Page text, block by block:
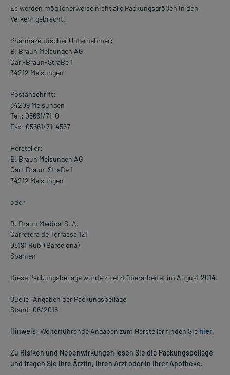
Es werden möglicherweise nicht alle Packungsgrößen in den
Verkehr gebracht.
Pharmazeutischer Unternehmer:
B. Braun Melsungen AG
Carl-Braun-StraBe 1
34212 Melsungen
Postanschrift:
34209 Melsungen
Tel.: 05661/71-0
Fax: 05661/71-4567
Hersteller:
B. Braun Melsungen AG
Carl-Braun-StraBe 1
34212 Melsungen
oder
B. Braun Medical S. A.
Carretera de Terrassa 121
08191 Rubí (Barcelona)
Spanien
Diese Packungsbeilage wurde zuletzt überarbeitet im August 2014.
Quelle: Angaben der Packungsbeilage
Stand: 06/2016
Hinweis: Weiterführende Angaben zum Hersteller finden Sie hier.
Zu Risiken und Nebenwirkungen lesen Sie die Packungsbeilage
und fragen Sie Ihre Ärztin, Ihren Arzt oder in Ihrer Apotheke.